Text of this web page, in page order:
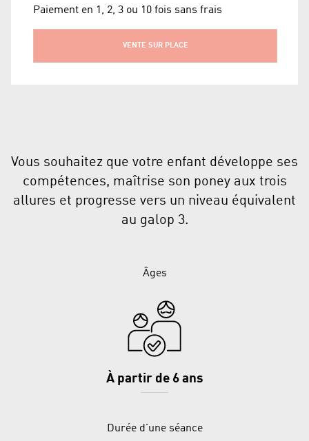
Paiement en 1, 2, 3 ou 10 fois sans frais
VENTE SUR PLACE
Vous souhaitez que votre enfant développe ses
compétences, maîtrise son poney aux trois
allures et progresse vers un niveau équivalent
au galop 3.
Âges
À partir de 6 ans
Durée d'une séance